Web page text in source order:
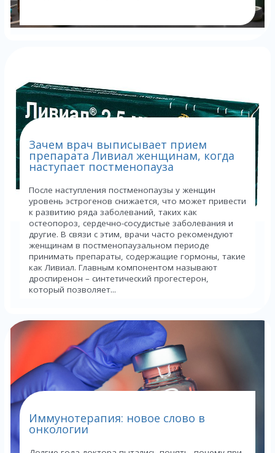
Зачем врач выписывает прием
препарата Ливиал женщинам, когда
наступает постменопауза
После наступления постменопаузы у женщин
уровень эстрогенов снижается, что может привести
к развитию ряда заболеваний, таких как
остеопороз, сердечно-сосудистые заболевания и
другие. В связи с этим, врачи часто рекомендуют
женщинам в постменопаузальном периоде
принимать препараты, содержащие гормоны, такие
как Ливиал. Главным компонентом называют
дроспиренон – синтетический прогестерон,
который позволяет...
Иммунотерапия: новое слово в
онкологии